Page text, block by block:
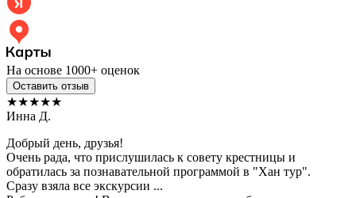
На основе 1000+ оценок
Оставить отзыв
★★★★★
Инна Д.
Добрый день, друзья!
Очень рада, что прислушилась к совету крестницы и
обратилась за познавательной программой в "Хан тур".
Сразу взяла все экскурсии ...